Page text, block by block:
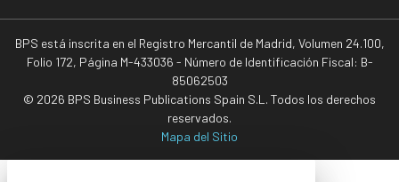
BPS está inscrita en el Registro Mercantil de Madrid, Volumen 24.100,
Folio 172, Página M-433036 - Número de Identificación Fiscal: B-
85062503
© 2026 BPS Business Publications Spain S.L. Todos los derechos
reservados.
Mapa del Sitio